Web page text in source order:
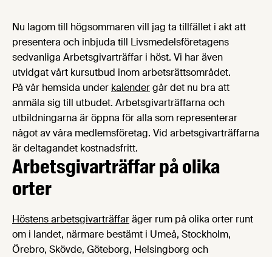
Nu lagom till högsommaren vill jag ta tillfället i akt att
presentera och inbjuda till Livsmedelsföretagens
sedvanliga Arbetsgivarträffar i höst. Vi har även
utvidgat vårt kursutbud inom arbetsrättsområdet.
På vår hemsida under kalendergår det nu bra att
anmäla sig till utbudet. Arbetsgivarträffarna och
utbildningarna är öppna för alla som representerar
något av våra medlemsföretag. Vid arbetsgivarträffarna
är deltagandet kostnadsfritt.
Arbetsgivarträffar på olika
orter
Höstens arbetsgivarträffaräger rum på olika orter runt
om i landet, närmare bestämt i Umeå, Stockholm,
Örebro, Skövde, Göteborg, Helsingborg och